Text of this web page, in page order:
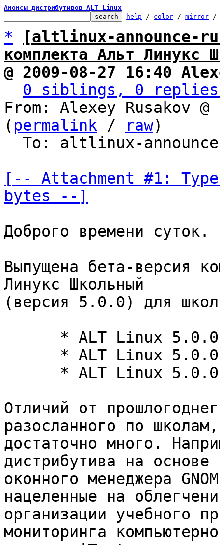
Анонсы дистрибутивов ALT Linux
help / color / mirror /
*
[altlinux-announce-
комплекта Альт Линукс
@ 2009-08-27 16:40
0 siblings, 0
From: Alexey Rusakov
( permalink / raw)
[-- Attachment #1:
bytes --]
Доброго времени суток.
Выпущена бета-версия
Линукс Школьный
(версия 5.0.0) для
Отличий от
разосланного по школам,
достаточно много.
дистрибутива на основе
оконного менеджера
нацеленные на
организации учебного
мониторинга